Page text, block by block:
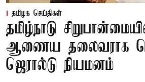
தமிழக செய்திகள்
தமிழ்நாடு
ஆணைய தலைவராக
ஜெரால்டு நியமனம்